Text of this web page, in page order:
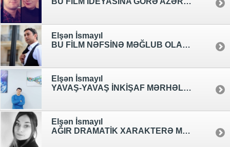
Elşən İsmayıl
BU FİLM NƏFSİNƏ MƏĞLUB OLAN BİR ADAMIN ACI HEKAYƏSİNDƏN BƏHS EDİR – “60 SANİYƏ” FİLMİNİN “XOSROV” OBRAZINA CAN VERƏN İSTEDADLI AKTYOR TURAL ƏSGƏROV
Elşən İsmayıl
YAVAŞ-YAVAŞ İNKİŞAF MƏRHƏLƏSİNİ KEÇİRİK, UĞUR QAZANMAQ ÜÇÜN HƏLƏ ÇOX YOL GEDƏCƏYİK – “60 SANİYƏ” FİLMİNİN “QƏDİR” OBRAZINA CAN VERƏN İSTEDADLI AKTYOR VƏ REJİSSOR TEHRAN RƏHİMOV
Elşən İsmayıl
AĞIR DRAMATİK XARAKTERƏ MALİK ROLUM VAR – “60 SANİYƏ” FİLMİNİN “ŞİRİN” OBRAZINA CAN VERƏN İSTEDADLI AKTRİSA, REJİSSOR LEYLA ƏŞRƏFLİ FİLM HAQQINDA DANIŞDI